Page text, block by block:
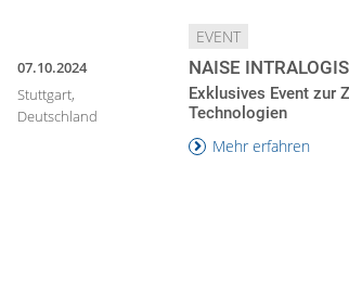
07.10.2024
Stuttgart,
Deutschland
EVENT
NAISE
Exklusives Event zur
Technologien
Mehr erfahren